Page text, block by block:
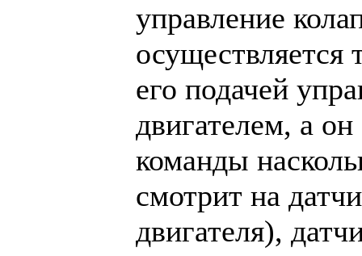
управление
его подачей
двигателем, а он
команды
смотрит на
двигателя),